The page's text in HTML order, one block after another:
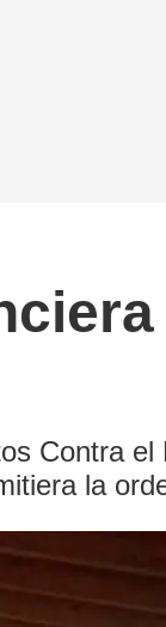
Contra
la